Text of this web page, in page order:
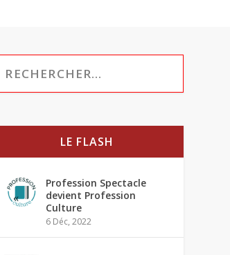
LE FLASH
Profession Spectacle
devient Profession
Culture
6 Déc, 2022